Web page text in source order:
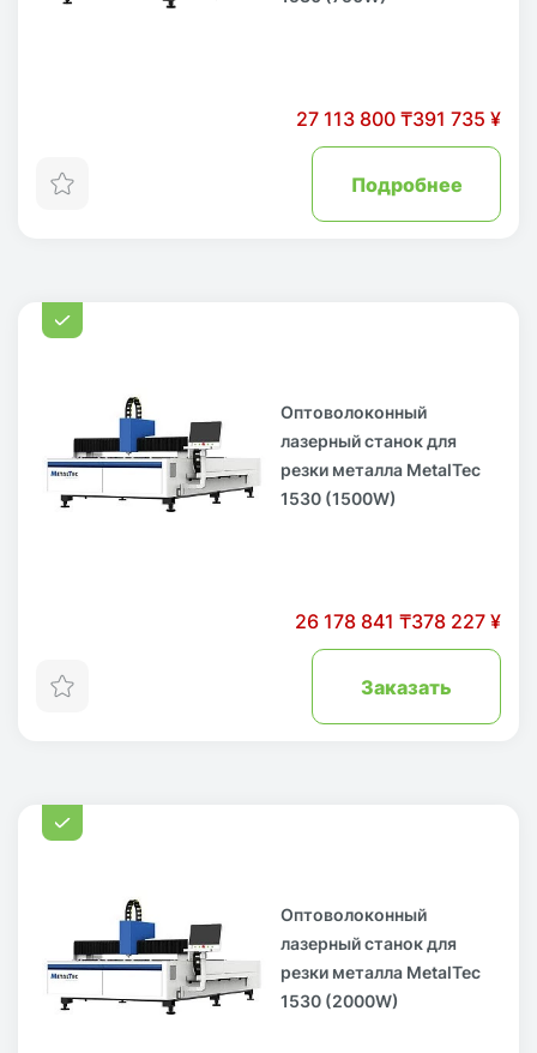
27 113 800 ₸391 735 ¥
Подробнее
Оптоволоконный
лазерный станок для
резки металла MetalTec
1530 (1500W)
26 178 841 ₸378 227 ¥
Заказать
Оптоволоконный
лазерный станок для
резки металла MetalTec
1530 (2000W)